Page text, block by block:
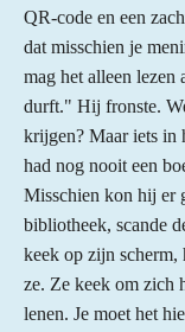
QR-code en een
dat misschien je
mag het alleen lezen
durft." Hij fronste.
krijgen? Maar iets in
had nog nooit een
Misschien kon hij er
bibliotheek, scande
keek op zijn
ze. Ze keek om zich
lenen. Je moet het